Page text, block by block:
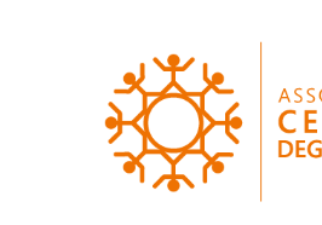
navigation